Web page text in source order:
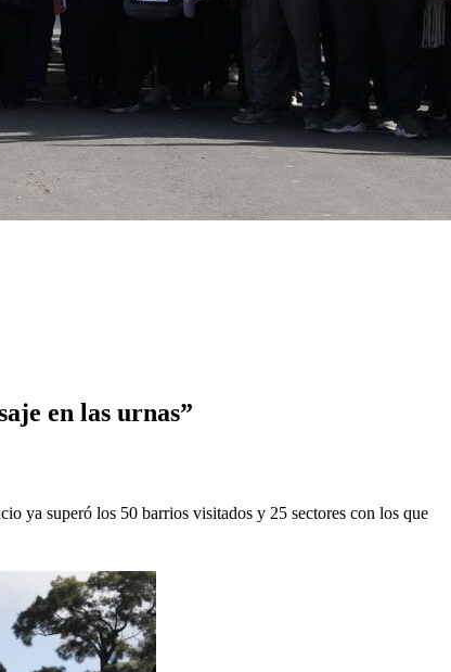
en las urnas”
ya superó los 50 barrios visitados y 25 sectores con los que